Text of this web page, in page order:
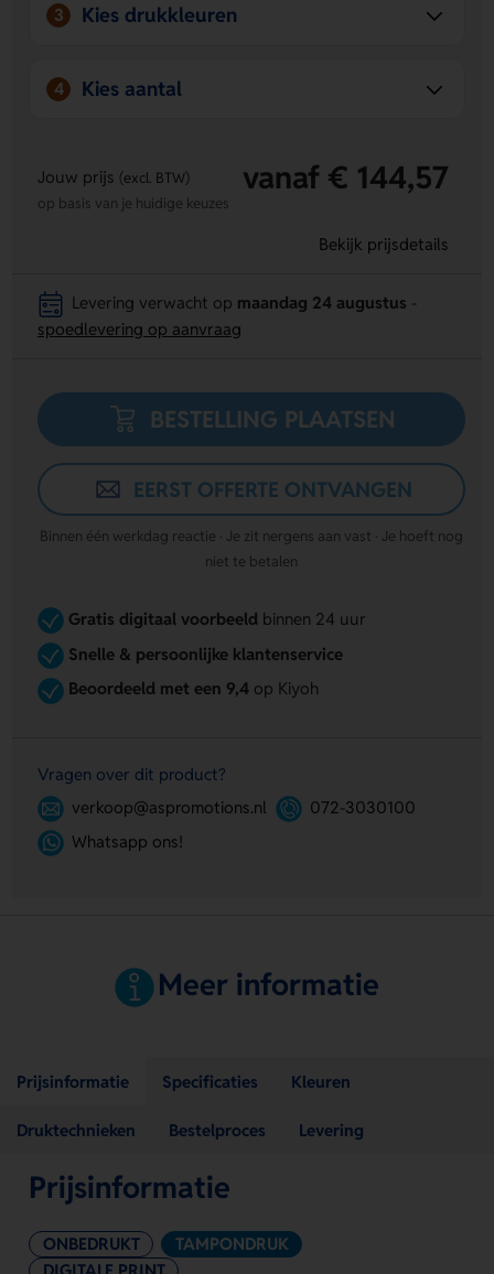
3 Kies drukkleuren
4 Kies aantal
Jouw prijs (excl. BTW) vanaf € 144,57
op basis van je huidige keuzes
Bekijk prijsdetails
Levering verwacht op maandag 24 augustus
spoedlevering op aanvraag
BESTELLING PLAATSEN
EERST OFFERTE ONTVANGEN
Binnen één werkdag reactie · Je zit nergens aan vast · Je hoeft nog
niet te betalen
Gratis digitaal voorbeeld binnen 24 uur
Snelle & persoonlijke klantenservice
Beoordeeld met een 9,4op Kiyoh
Vragen over dit product?
verkoop@aspromotions.nl
072-3030100
Whatsapp ons!
Meer informatie
Prijsinformatie Specificaties Kleuren
Druktechnieken Bestelproces Levering
Prijsinformatie
ONBEDRUKT
TAMPONDRUK